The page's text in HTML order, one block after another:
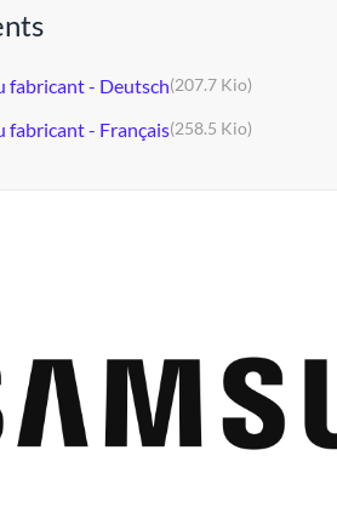
fabricant - Deutsch(207.7 Kio)
fabricant - Français(258.5 Kio)